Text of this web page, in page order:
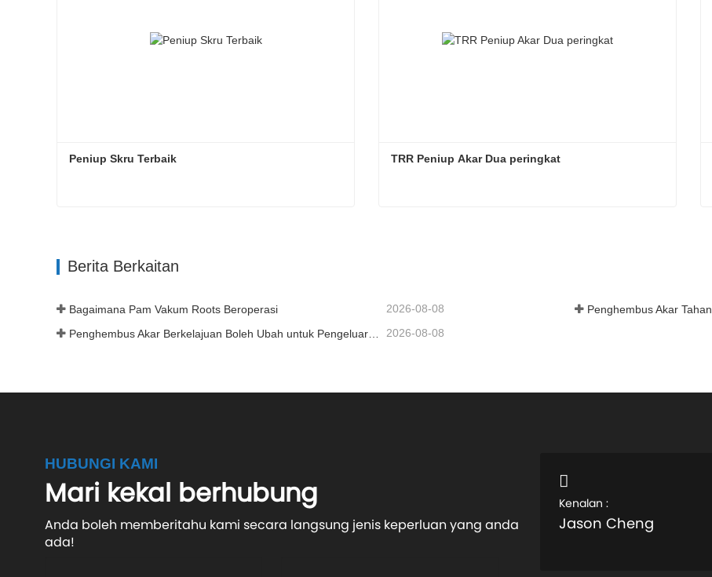
Peniup Skru Terbaik TRR Peniup Akar Dua peringkat
Berita Berkaitan
Bagaimana Pam Vakum Roots Beroperasi 2026-08-08
Penghembus Akar Berkelajuan Boleh Ubah untuk Pengeluaran Kilang Simen 2026-08-08
HUBUNGI KAMI
Mari kekal berhubung
Anda boleh memberitahu kami secara langsung jenis keperluan yang anda
ada!
Kenalan :
Jason Cheng